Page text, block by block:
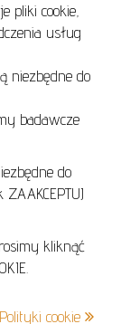
pliki cookie,
usług
niezbędne do
badawcze
do
kliknąć
cookie